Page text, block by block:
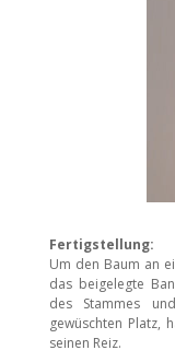
Fertigstellung:
Um den Baum an
das beigelegte
des Stammes
gewüschten Platz,
seinen Reiz.